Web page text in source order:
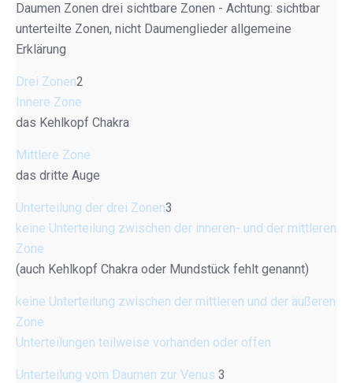
Daumen Zonen drei sichtbare Zonen - Achtung: sichtbar
unterteilte Zonen, nicht Daumenglieder allgemeine
Erklärung
Drei Zonen2
Innere Zone
das Kehlkopf Chakra
Mittlere Zone
das dritte Auge
Unterteilung der drei Zonen3
keine Unterteilung zwischen der inneren- und der mittleren
Zone
(auch Kehlkopf Chakra oder Mundstück fehlt genannt)
keine Unterteilung zwischen der mittleren und der äußeren
Zone
Unterteilungen teilweise vorhanden oder offen
Unterteilung vom Daumen zur Venus 3